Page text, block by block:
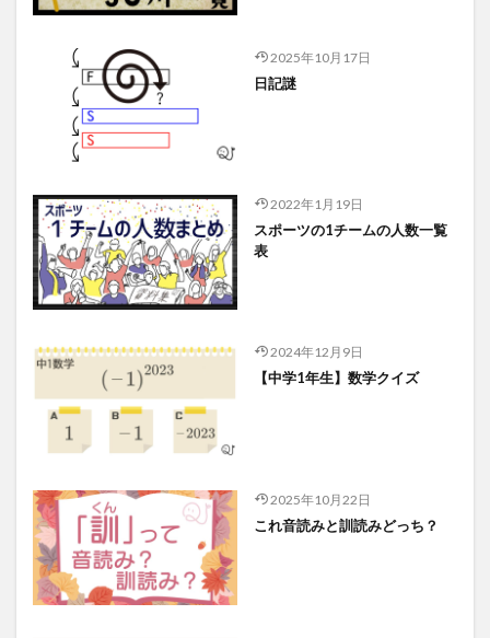
2025年10月17日
日記謎
2022年1月19日
スポーツの1チームの人数一覧
表
2024年12月9日
【中学1年生】数学クイズ
2025年10月22日
これ音読みと訓読みどっち？